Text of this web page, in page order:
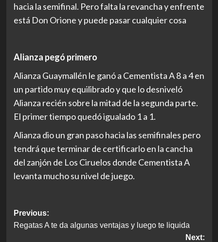
hacia la semifinal. Pero falta la revancha y enfrente
está Don Orione y puede pasar cualquier cosa
Alianza pegó primero
Alianza Guaymallén le ganó a Cementista A 8 a 4 en
un partido muy equilibrado y que lo desniveló
Alianza recién sobre la mitad de la segunda parte.
El primer tiempo quedó igualado 1 a 1.
Alianza dio un gran paso hacia las semifinales pero
tendrá que terminar de certificarlo en la cancha
del zanjón de Los Ciruelos donde Cementista A
levanta mucho su nivel de juego.
Post
navigation
Previous:
Regatas A te da algunas ventajas y luego te liquida
Next: